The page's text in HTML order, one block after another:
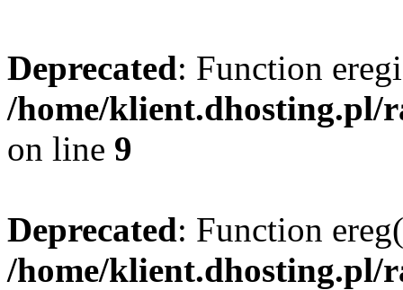
Deprecated: Function
/home/klient.dhosting.pl/
on line 9
Deprecated: Function
/home/klient.dhosting.pl/